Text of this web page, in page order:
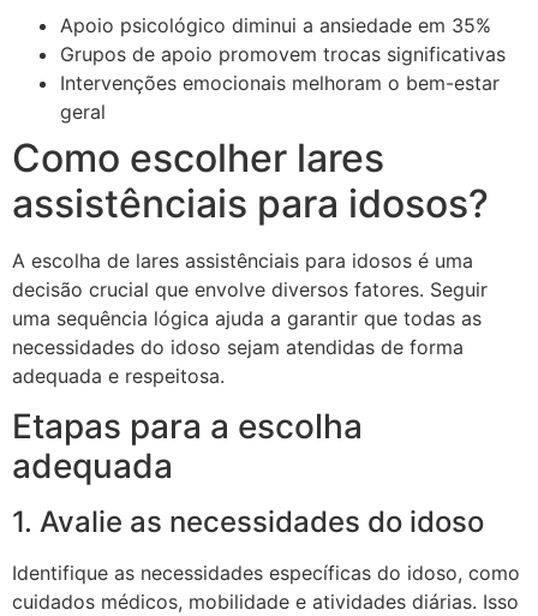
Apoio psicológico diminui a ansiedade em 35%
Grupos de apoio promovem trocas significativas
Intervenções emocionais melhoram o bem-estar
geral
Como escolher lares
assistênciais para idosos?
A escolha de lares assistênciais para idosos é uma
decisão crucial que envolve diversos fatores. Seguir
uma sequência lógica ajuda a garantir que todas as
necessidades do idoso sejam atendidas de forma
adequada e respeitosa.
Etapas para a escolha
adequada
1. Avalie as necessidades do idoso
Identifique as necessidades específicas do idoso, como
cuidados médicos, mobilidade e atividades diárias. Isso